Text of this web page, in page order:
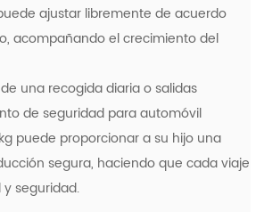
ajustar libremente de acuerdo
acompañando el crecimiento del
una recogida diaria o salidas
de seguridad para automóvil
puede proporcionar a su hijo una
segura, haciendo que cada viaje
seguridad.